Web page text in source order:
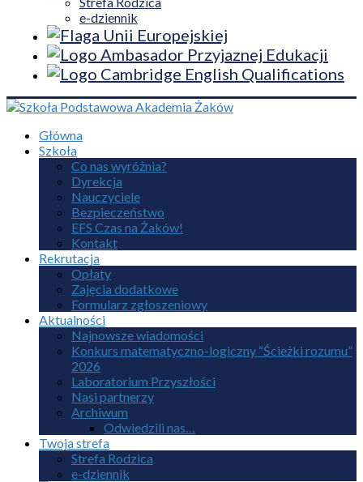
e-dziennik
Główna
Szkoła
Co nas wyróżnia?
Dyrekcja
Nauczyciele
Bezpieczeństwo
EFS Czas na Żaków!
Kontakt
Rekrutacja
Opłaty
Zajęcia dodatkowe
Formularz zgłoszeniowy
Aktualności
Najnowsze wiadomości
Konkurs matematyczno-logiczny “Ścieżki rozumu”
2026
Laboratorium Przyszłości
Nasi partnerzy
Archiwum
Odwiedzili nas…
Twoja strefa
Strefa Rodzica
e-dziennik